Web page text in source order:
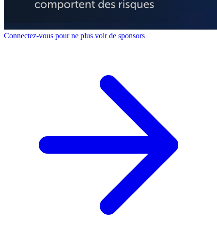
Connectez-vous pour ne plus voir de sponsors